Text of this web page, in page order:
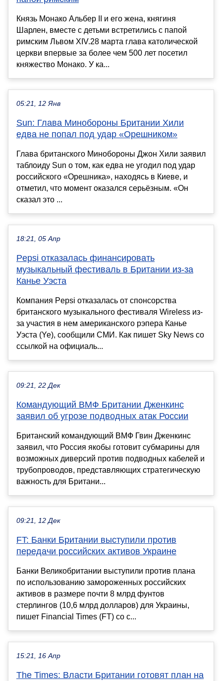
Князь Монако Альбер II и его жена, княгиня
Шарлен, вместе с детьми встретились с папой
римским Львом XIV.28 марта глава католической
церкви впервые за более чем 500 лет посетил
княжество Монако. У ка...
05:21, 12 Янв
Sun: Глава Минобороны Британии Хили
едва не попал под удар «Орешником»
Глава британского Минобороны Джон Хили заявил
таблоиду Sun о том, как едва не угодил под удар
российского «Орешника», находясь в Киеве, и
отметил, что момент оказался серьёзным. «Он
сказал это ...
18:21, 05 Апр
Pepsi отказалась финансировать
музыкальный фестиваль в Британии из-за
Канье Уэста
Компания Pepsi отказалась от спонсорства
британского музыкального фестиваля Wireless из-
за участия в нем американского рэпера Канье
Уэста (Ye), сообщили СМИ. Как пишет Sky News со
ссылкой на официаль...
09:21, 22 Дек
Командующий ВМФ Британии Дженкинс
заявил об угрозе подводных атак России
Британский командующий ВМФ Гвин Дженкинс
заявил, что Россия якобы готовит субмарины для
возможных диверсий против подводных кабелей и
трубопроводов, представляющих стратегическую
важность для Британи...
09:21, 12 Дек
FT: Банки Британии выступили против
передачи российских активов Украине
Банки Великобритании выступили против плана
по использованию замороженных российских
активов в размере почти 8 млрд фунтов
стерлингов (10,6 млрд долларов) для Украины,
пишет Financial Times (FT) со с...
15:21, 16 Апр
The Times: Власти Британии готовят план на